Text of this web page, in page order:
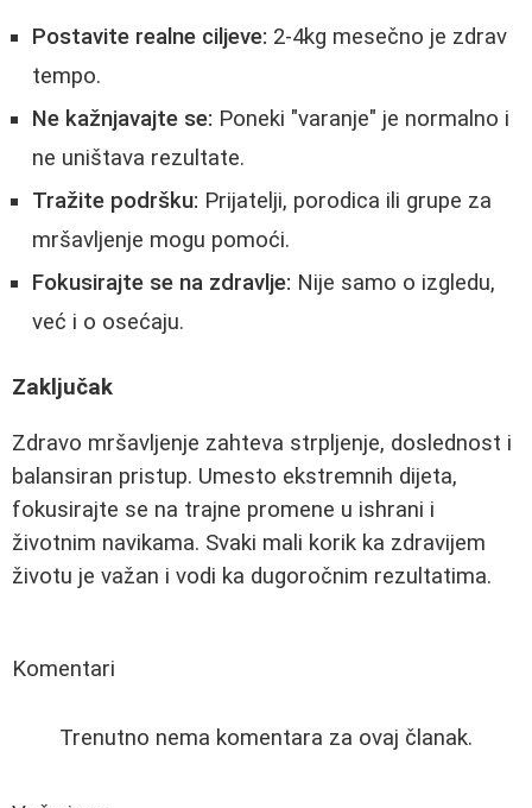
Postavite realne ciljeve: 2-4kg mesečno je zdrav
tempo.
Ne kažnjavajte se: Poneki "varanje" je normalno i
ne uništava rezultate.
Tražite podršku: Prijatelji, porodica ili grupe za
mršavljenje mogu pomoći.
Fokusirajte se na zdravlje: Nije samo o izgledu,
već i o osećaju.
Zaključak
Zdravo mršavljenje zahteva strpljenje, doslednost i
balansiran pristup. Umesto ekstremnih dijeta,
fokusirajte se na trajne promene u ishrani i
životnim navikama. Svaki mali korik ka zdravijem
životu je važan i vodi ka dugoročnim rezultatima.
Komentari
Trenutno nema komentara za ovaj članak.